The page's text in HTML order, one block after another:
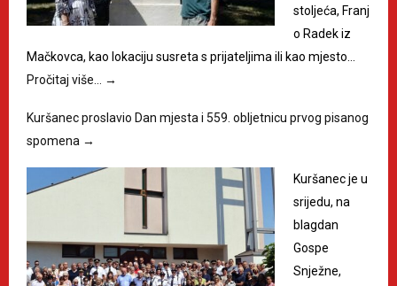
stoljeća, Franj
o Radek iz
Mačkovca, kao lokaciju susreta s prijateljima ili kao mjesto…
Pročitaj više…
→
Kuršanec proslavio Dan mjesta i 559. obljetnicu prvog pisanog
spomena →
Kuršanec je u
srijedu, na
blagdan
Gospe
Snježne,